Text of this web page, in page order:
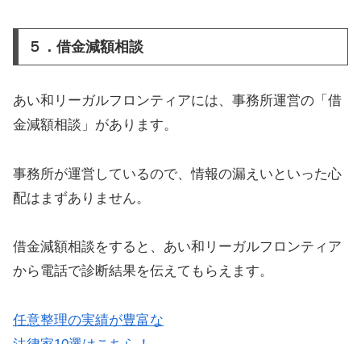
５．借金減額相談
あい和リーガルフロンティアには、事務所運営の「借
金減額相談」があります。
事務所が運営しているので、情報の漏えいといった心
配はまずありません。
借金減額相談をすると、あい和リーガルフロンティア
から電話で診断結果を伝えてもらえます。
任意整理の実績が豊富な